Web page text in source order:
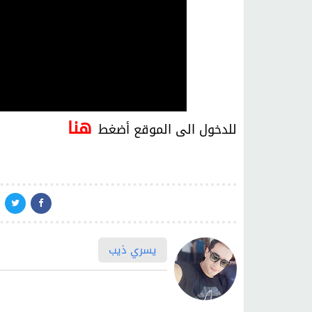
للدخول الى الموقع أضغط هنا
يسري ذيب